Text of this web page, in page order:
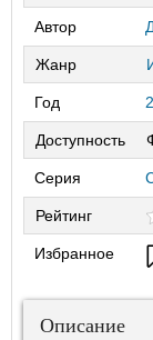
Автор
Жанр
Год
Доступность
Серия
Рейтинг
Избранное
Описание